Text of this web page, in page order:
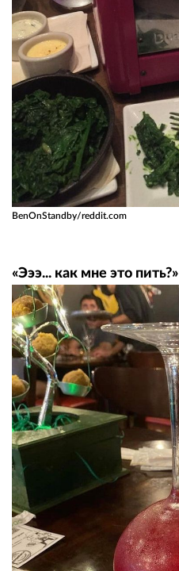
BenOnStandby/reddit.com
«Эээ... как мне это пить?»